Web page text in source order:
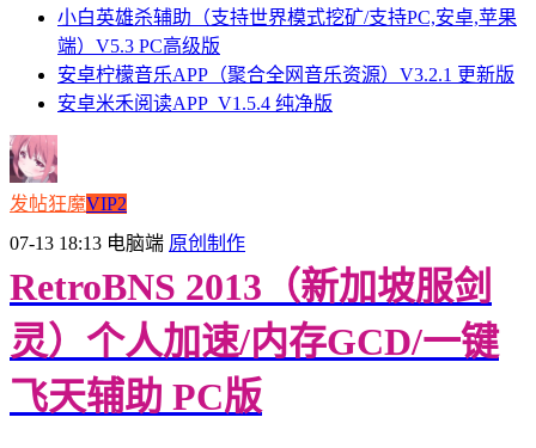
小白英雄杀辅助（支持世界模式挖矿/支持PC,安卓,苹果
端）V5.3 PC高级版
安卓柠檬音乐APP（聚合全网音乐资源）V3.2.1 更新版
安卓米禾阅读APP_V1.5.4 纯净版
发帖狂魔VIP2
07-13 18:13 电脑端 原创制作
RetroBNS 2013（新加坡服剑
灵）个人加速/内存GCD/一键
飞天辅助 PC版